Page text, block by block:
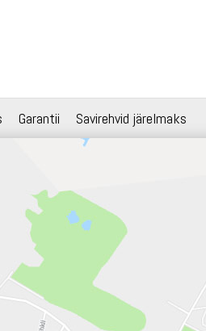
Garantii Savirehvid järelmaks